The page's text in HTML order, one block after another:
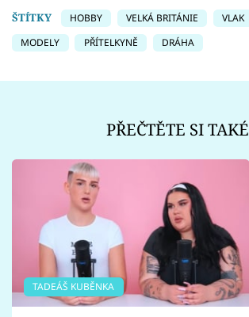
ŠTÍTKY
HOBBY VELKÁ BRITÁNIE VLAK
MODELY
PŘÍTELKYNĚ DRÁHA
PŘEČTĚTE SI TAKÉ
TADEÁŠ KUBĚNKA